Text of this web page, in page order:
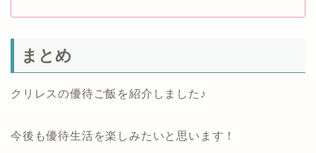
まとめ
クリレスの優待ご飯を紹介しました♪
今後も優待生活を楽しみたいと思います！